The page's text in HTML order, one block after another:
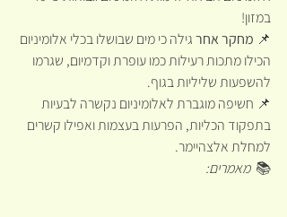
במזון!
📌 מחקר אחר גילה כי מים שבושלו בכלי אלומיניום
הכילו מתכות רעילות כמו עופרת וקדמיום, שגרמו
להשפעות שליליות בגוף.
📌 חשיפה מוגברת לאלומיניום נקשרה לבעיות
בתפקוד הכליות, הפרעות בעצמות ואפילו קשרים
למחלת אלצהיימר.
📚 מאמרים: